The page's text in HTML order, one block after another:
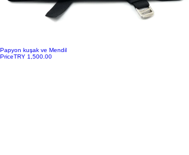
Papyon kuşak ve Mendil
PriceTRY 1,500.00